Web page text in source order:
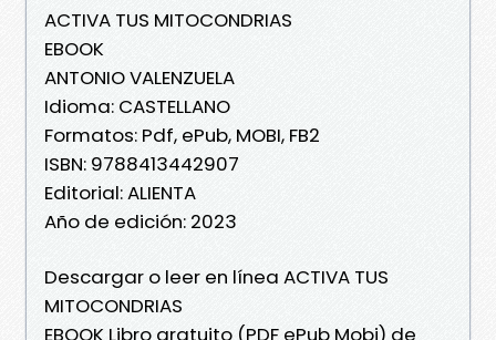
ACTIVA TUS MITOCONDRIAS
EBOOK
ANTONIO VALENZUELA
Idioma: CASTELLANO
Formatos: Pdf, ePub, MOBI, FB2
ISBN: 9788413442907
Editorial: ALIENTA
Año de edición: 2023
Descargar o leer en línea ACTIVA TUS
MITOCONDRIAS
EBOOK Libro gratuito (PDF ePub Mobi) de